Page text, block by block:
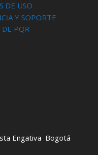
DE USO
Y SOPORTE
DE PQR
Engativa Bogotá